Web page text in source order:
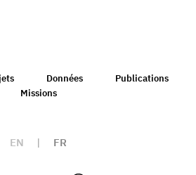
Données
Publications
Missions
EN | FR